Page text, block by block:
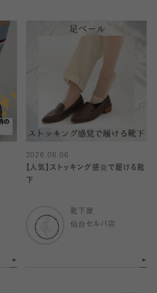
2026.06.06
【人気】ストッキング感覚で履ける靴
下
靴下屋
仙台セルバ店